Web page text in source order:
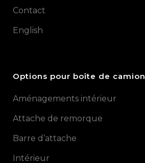
Contact
English
Options pour boîte de camion
Aménagements intérieur
Attache de remorque
Barre d’attache
Intérieur